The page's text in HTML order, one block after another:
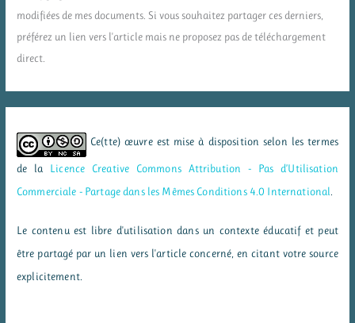
modifiées de mes documents. Si vous souhaitez partager ces derniers,
préférez un lien vers l'article mais ne proposez pas de téléchargement
direct.
Ce(tte) œuvre est mise à disposition selon les termes
de la Licence Creative Commons Attribution - Pas d’Utilisation
Commerciale - Partage dans les Mêmes Conditions 4.0 International.
Le contenu est libre d'utilisation dans un contexte éducatif et peut
être partagé par un lien vers l'article concerné, en citant votre source
explicitement.